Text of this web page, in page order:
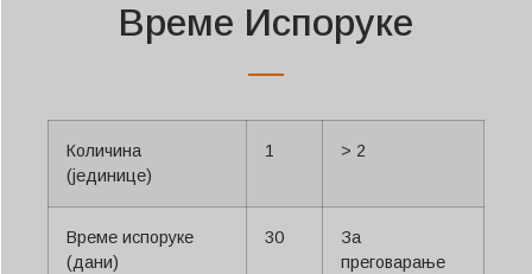
Време Испоруке
Количина
(јединице)
1 > 2
Време испоруке
(дани)
30
За
преговарање